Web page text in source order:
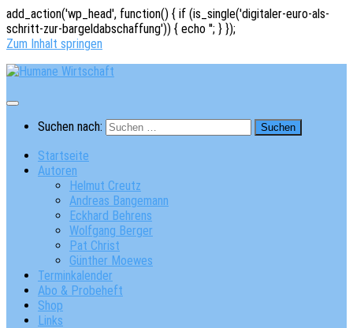
add_action('wp_head', function() { if (is_single('digitaler-euro-als-
schritt-zur-bargeldabschaffung')) { echo ''; } });
Zum Inhalt springen
Suchen nach:
Startseite
Autoren
Helmut Creutz
Andreas Bangemann
Eckhard Behrens
Wolfgang Berger
Pat Christ
Günther Moewes
Terminkalender
Abo & Probeheft
Shop
Links